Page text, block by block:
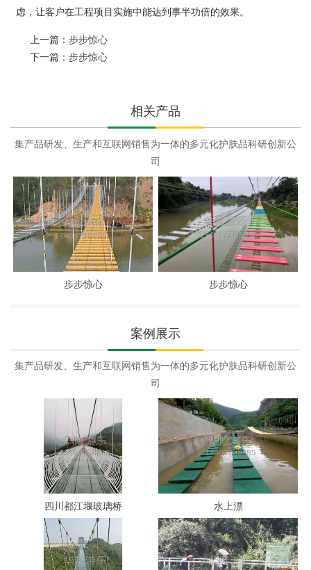
虑，让客户在工程项目实施中能达到事半功倍的效果。
上一篇：步步惊心
下一篇：步步惊心
相关产品
集产品研发、生产和互联网销售为一体的多元化护肤品科研创新公
司
步步惊心 步步惊心
案例展示
集产品研发、生产和互联网销售为一体的多元化护肤品科研创新公
司
四川都江堰玻璃桥 水上漂